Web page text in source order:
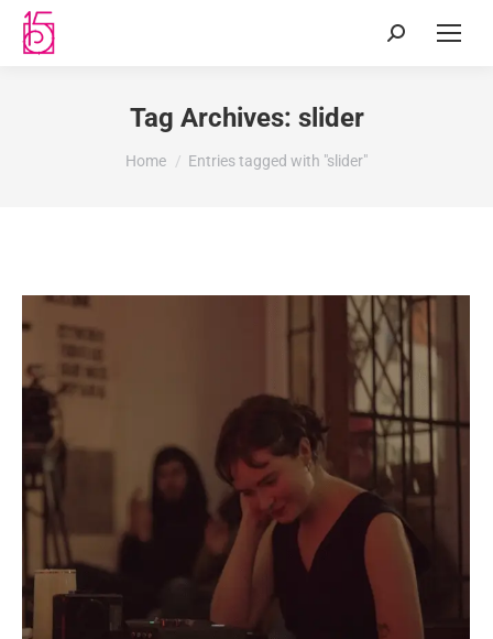
Tag Archives: slider
You are here:
Home Entries tagged with "slider"